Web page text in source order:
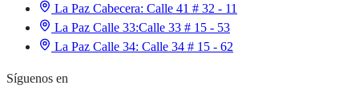
La Paz Cabecera: Calle 41 # 32 - 11
La Paz Calle 33:Calle 33 # 15 - 53
La Paz Calle 34: Calle 34 # 15 - 62
Síguenos en